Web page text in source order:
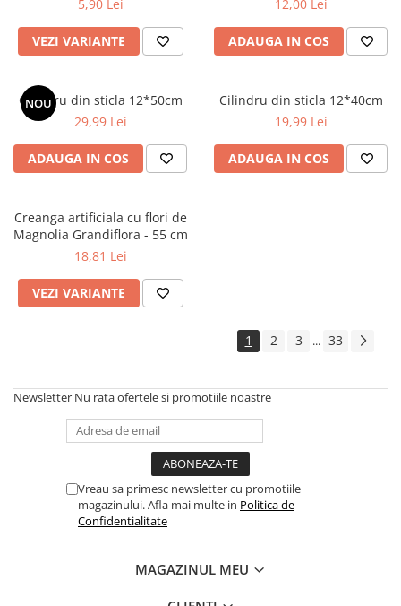
5,90 Lei
VEZI VARIANTE
12,00 Lei
ADAUGA IN COS
NOU
Cilindru din sticla 12*50cm
29,99 Lei
ADAUGA IN COS
Cilindru din sticla 12*40cm
19,99 Lei
ADAUGA IN COS
Creanga artificiala cu flori de
Magnolia Grandiflora - 55 cm
18,81 Lei
VEZI VARIANTE
1 2 3 ... 33
Newsletter Nu rata ofertele si promotiile noastre
Vreau sa primesc newsletter cu promotiile
magazinului. Afla mai multe in Politica de
Confidentialitate
MAGAZINUL MEU